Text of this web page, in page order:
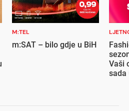
M:TEL
m:SAT – bilo gdje u BiH
Vaši
sada